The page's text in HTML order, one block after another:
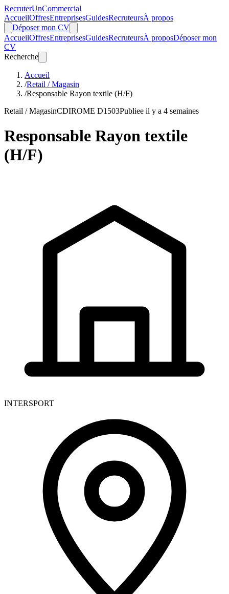
RecruterUnCommercial
AccueilOffresEntreprisesGuidesRecruteursÀ propos
Déposer mon CV
AccueilOffresEntreprisesGuidesRecruteursÀ proposDéposer mon
CV
Recherche
Accueil
/Retail / Magasin
/Responsable Rayon textile (H/F)
Retail / MagasinCDIROME D1503Publiee il y a 4 semaines
Responsable Rayon textile
(H/F)
INTERSPORT